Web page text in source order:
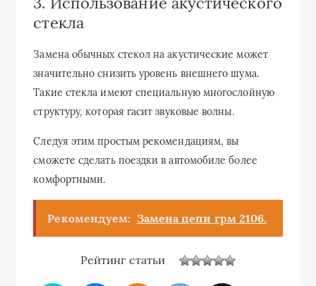
стекла
Замена обычных стекол на акустические может
значительно снизить уровень внешнего шума.
Такие стекла имеют специальную многослойную
структуру, которая гасит звуковые волны.
Следуя этим простым рекомендациям, вы
сможете сделать поездки в автомобиле более
комфортными.
Рекомендуем: Замена цепи грм 2106.
Рейтинг статьи